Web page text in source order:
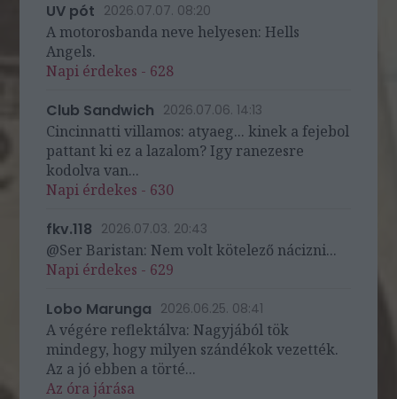
UV pót 2026.07.07. 08:20
A motorosbanda neve helyesen: Hells
Angels.
Napi érdekes - 628
Club Sandwich 2026.07.06. 14:13
Cincinnatti villamos: atyaeg... kinek a fejebol
pattant ki ez a lazalom? Igy ranezesre
kodolva van...
Napi érdekes - 630
fkv.118 2026.07.03. 20:43
@Ser Baristan: Nem volt kötelező nácizni...
Napi érdekes - 629
Lobo Marunga 2026.06.25. 08:41
A végére reflektálva: Nagyjából tök
mindegy, hogy milyen szándékok vezették.
Az a jó ebben a törté...
Az óra járása